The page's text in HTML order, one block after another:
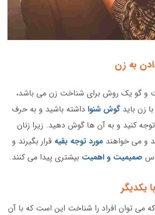
به زن
و گو یک روش برای شناخت زن می باشد،
زن باید گوش شنوا داشته باشید و به حرف
کنید و به آن ها گوش دهید. زیرا زنان
و می خواهند مورد توجه بقیه قرار بگیرند و
صمیمیت و اهمیت بیشتری پیدا می کنند.
یکدیگر
می توان افراد را شناخت این است که با آن